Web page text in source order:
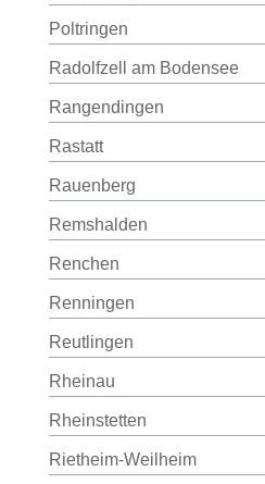
Poltringen
Radolfzell am Bodensee
Rangendingen
Rastatt
Rauenberg
Remshalden
Renchen
Renningen
Reutlingen
Rheinau
Rheinstetten
Rietheim-Weilheim